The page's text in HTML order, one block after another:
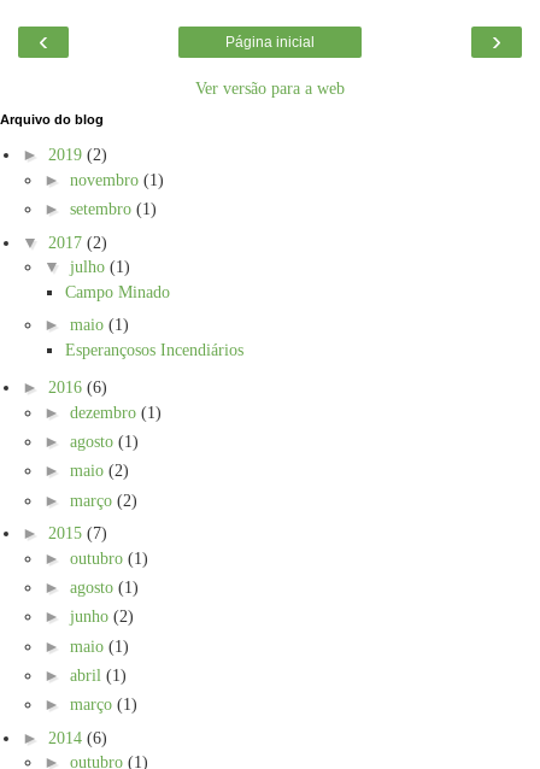
‹ ›
Página inicial
Ver versão para a web
Arquivo do blog
► 2019 (2)
► novembro (1)
► setembro (1)
▼ 2017 (2)
▼ julho (1)
Campo Minado
► maio (1)
Esperançosos Incendiários
► 2016 (6)
► dezembro (1)
► agosto (1)
► maio (2)
► março (2)
► 2015 (7)
► outubro (1)
► agosto (1)
► junho (2)
► maio (1)
► abril (1)
► março (1)
► 2014 (6)
► outubro (1)